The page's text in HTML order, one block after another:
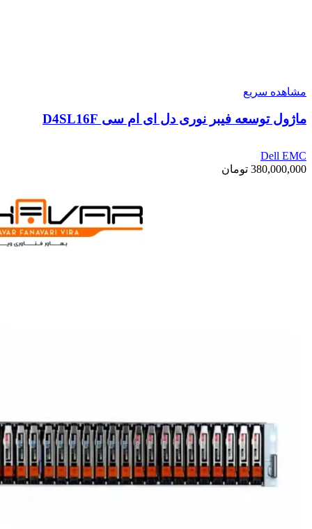
مشاهده سریع
ماژول توسعه فیبر نوری دل ای ام سی D4SL16F
Dell EMC
380,000,000 تومان